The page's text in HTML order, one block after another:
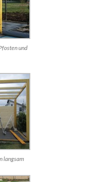
und
langsam